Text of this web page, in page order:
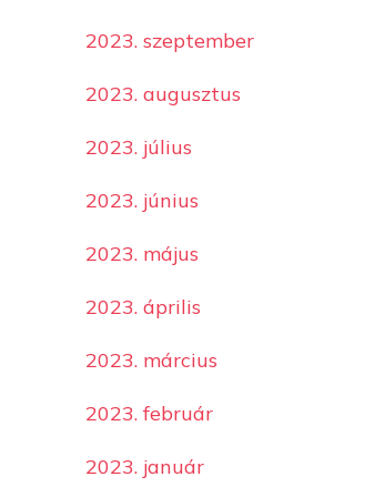
2023. szeptember
2023. augusztus
2023. július
2023. június
2023. május
2023. április
2023. március
2023. február
2023. január